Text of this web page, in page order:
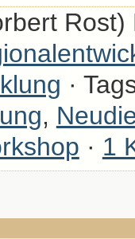
Rost)
·
,
· 1